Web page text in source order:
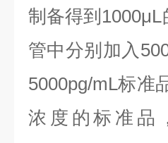
制备得到
管中分别加入
5000pg/mL标准
浓度的标准品